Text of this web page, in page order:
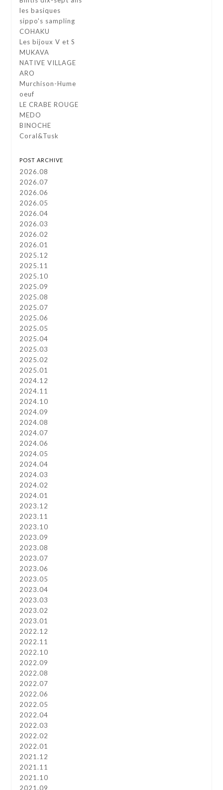
les basiques
sippo's sampling
COHAKU
Les bijoux V et S
MUKAVA
NATIVE VILLAGE
ARO
Murchison-Hume
oeuf
LE CRABE ROUGE
MEDO
BINOCHE
Coral&Tusk
POST ARCHIVE
2026.08
2026.07
2026.06
2026.05
2026.04
2026.03
2026.02
2026.01
2025.12
2025.11
2025.10
2025.09
2025.08
2025.07
2025.06
2025.05
2025.04
2025.03
2025.02
2025.01
2024.12
2024.11
2024.10
2024.09
2024.08
2024.07
2024.06
2024.05
2024.04
2024.03
2024.02
2024.01
2023.12
2023.11
2023.10
2023.09
2023.08
2023.07
2023.06
2023.05
2023.04
2023.03
2023.02
2023.01
2022.12
2022.11
2022.10
2022.09
2022.08
2022.07
2022.06
2022.05
2022.04
2022.03
2022.02
2022.01
2021.12
2021.11
2021.10
2021.09